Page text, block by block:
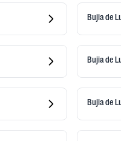
Bujia de
Bujia de
Bujia de